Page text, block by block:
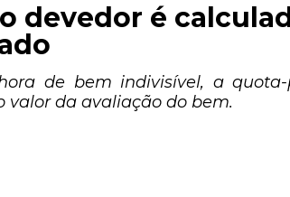
devedor é
de bem indivisível, a
valor da avaliação do bem.